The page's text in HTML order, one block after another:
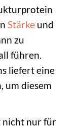
Stärkeund
zu
führen.
liefert eine
um diesem
nicht nur für